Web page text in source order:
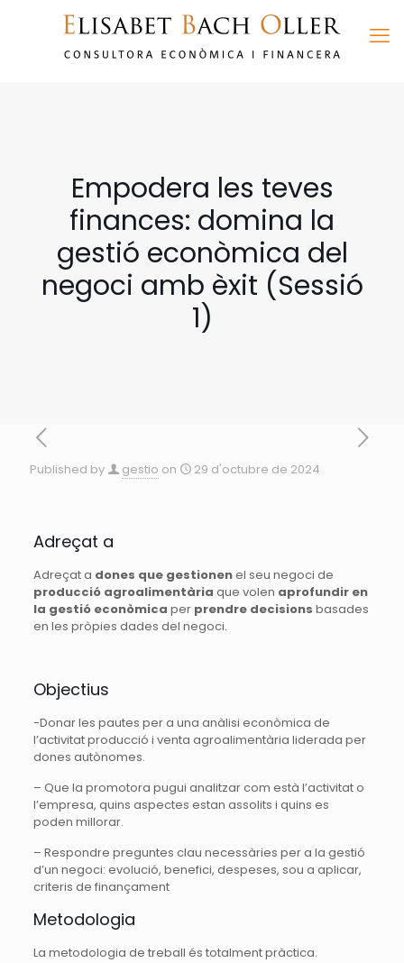
Empodera les teves
finances: domina la
gestió econòmica del
negoci amb èxit (Sessió
1)
Published by gestio on 29 d'octubre de 2024
Adreçat a
Adreçat a dones que gestionenel seu negoci de
producció agroalimentària que volen aprofundir en
la gestió econòmica per prendre decisions basades
en les pròpies dades del negoci.
Objectius
-Donar les pautes per a una anàlisi econòmica de
l’activitatproducció i venta agroalimentària liderada per
dones autònomes.
– Que la promotora pugui analitzar com està l’activitat o
l’empresa, quins aspectes estan assolits i quins es
poden millorar.
– Respondre preguntes clau necessàries per a la gestió
d’un negoci: evolució, benefici, despeses, sou a aplicar,
criteris de finançament
Metodologia
La metodologia de treball és totalment pràctica.